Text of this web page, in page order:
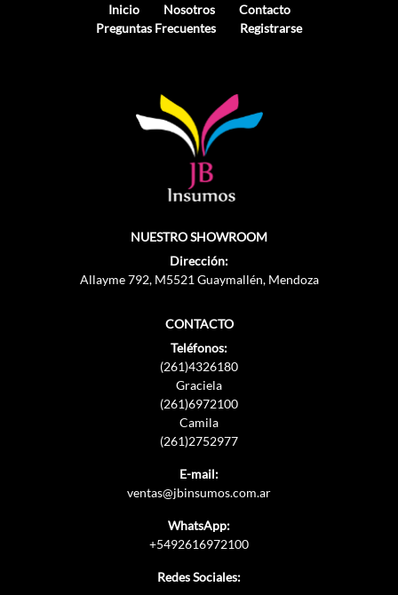
Inicio Nosotros
Contacto
Preguntas Frecuentes
Registrarse
NUESTRO SHOWROOM
Dirección:
Allayme 792, M5521 Guaymallén, Mendoza
CONTACTO
Teléfonos:
(261)4326180
Graciela
(261)6972100
Camila
(261)2752977
E-mail:
ventas@jbinsumos.com.ar
WhatsApp:
+5492616972100
Redes Sociales: